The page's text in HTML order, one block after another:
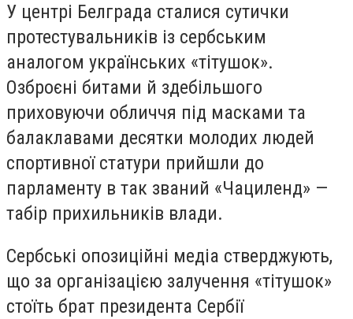
У центрі Белграда сталися сутички
протестувальників із сербським
аналогом українських «тітушок».
Озброєні битами й здебільшого
приховуючи обличчя під масками та
балаклавами десятки молодих людей
спортивної статури прийшли до
парламенту в так званий «Чациленд» —
табір прихильників влади.
Сербські опозиційні медіа стверджують,
що за організацією залучення «тітушок»
стоїть брат президента Сербії